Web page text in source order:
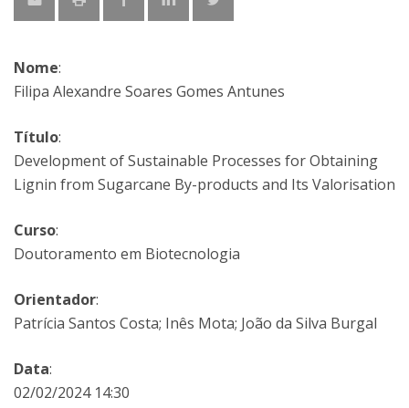
Nome:
Filipa Alexandre Soares Gomes Antunes
Título:
Development of Sustainable Processes for Obtaining
Lignin from Sugarcane By-products and Its Valorisation
Curso:
Doutoramento em Biotecnologia
Orientador:
Patrícia Santos Costa; Inês Mota; João da Silva Burgal
Data:
02/02/2024 14:30